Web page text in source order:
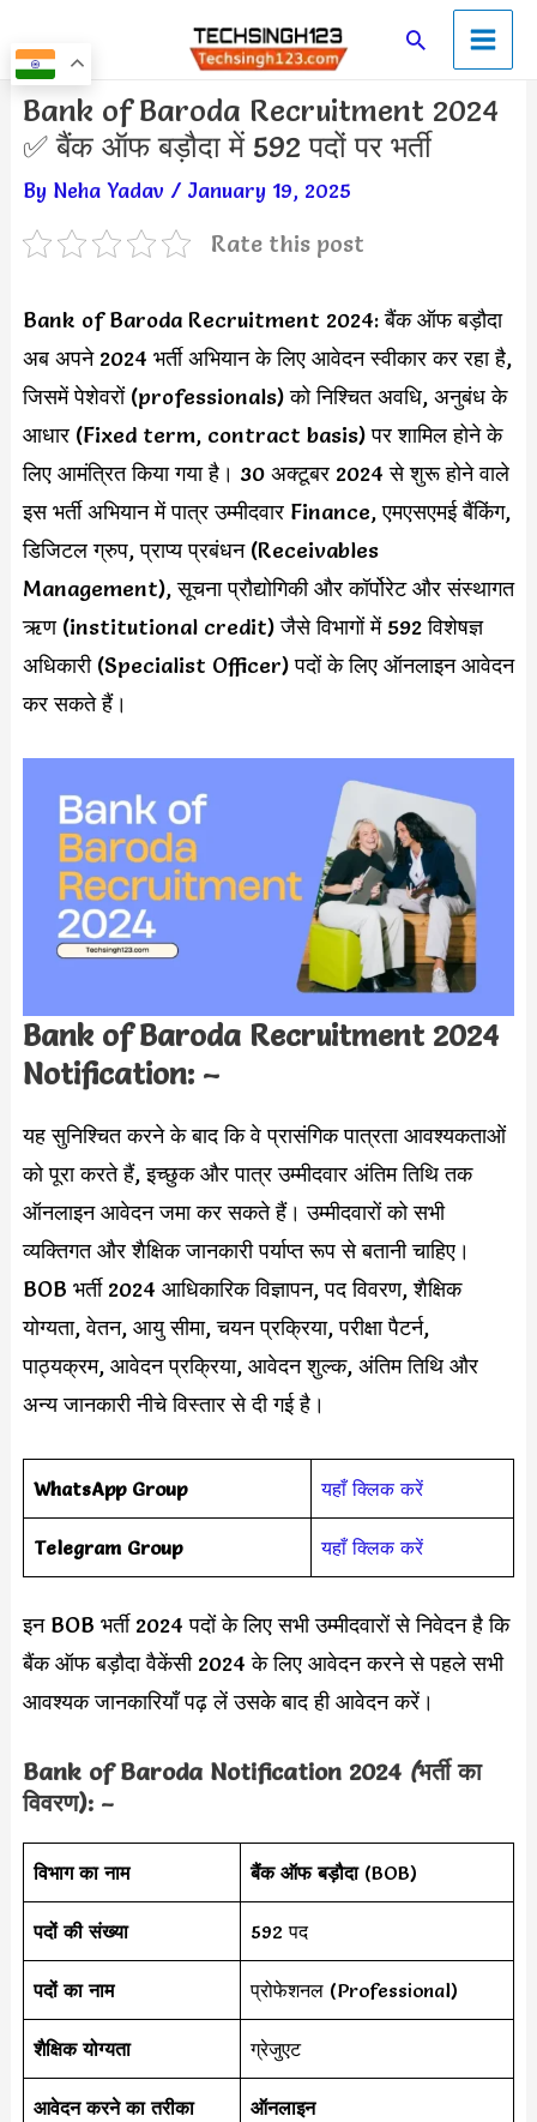
to
content
SearchMain
Menu
Bank of Baroda Recruitment 2024
✅ बैंक ऑफ बड़ौदा में 592 पदों पर भर्ती
By Neha Yadav / January 19, 2025
Rate this post
Bank of Baroda Recruitment 2024: बैंक ऑफ बड़ौदा
अब अपने 2024 भर्ती अभियान के लिए आवेदन स्वीकार कर रहा है,
जिसमें पेशेवरों (professionals) को निश्चित अवधि, अनुबंध के
आधार (Fixed term, contract basis) पर शामिल होने के
लिए आमंत्रित किया गया है। 30 अक्टूबर 2024 से शुरू होने वाले
इस भर्ती अभियान में पात्र उम्मीदवार Finance, एमएसएमई बैंकिंग,
डिजिटल ग्रुप, प्राप्य प्रबंधन (Receivables
Management), सूचना प्रौद्योगिकी और कॉर्पोरेट और संस्थागत
ऋण (institutional credit) जैसे विभागों में 592 विशेषज्ञ
अधिकारी (Specialist Officer) पदों के लिए ऑनलाइन आवेदन
कर सकते हैं।
Bank of Baroda Recruitment 2024
Notification: –
यह सुनिश्चित करने के बाद कि वे प्रासंगिक पात्रता आवश्यकताओं
को पूरा करते हैं, इच्छुक और पात्र उम्मीदवार अंतिम तिथि तक
ऑनलाइन आवेदन जमा कर सकते हैं। उम्मीदवारों को सभी
व्यक्तिगत और शैक्षिक जानकारी पर्याप्त रूप से बतानी चाहिए।
BOB भर्ती 2024 आधिकारिक विज्ञापन, पद विवरण, शैक्षिक
योग्यता, वेतन, आयु सीमा, चयन प्रक्रिया, परीक्षा पैटर्न,
पाठ्यक्रम, आवेदन प्रक्रिया, आवेदन शुल्क, अंतिम तिथि और
अन्य जानकारी नीचे विस्तार से दी गई है।
WhatsApp Group यहाँ क्लिक करें
Telegram Group यहाँ क्लिक करें
इन BOB भर्ती 2024 पदों के लिए सभी उम्मीदवारों से निवेदन है कि
बैंक ऑफ बड़ौदा वैकेंसी 2024 के लिए आवेदन करने से पहले सभी
आवश्यक जानकारियाँ पढ़ लें उसके बाद ही आवेदन करें।
Bank of Baroda Notification 2024 (भर्ती का
विवरण): –
विभाग का नाम बैंक ऑफ बड़ौदा(BOB)
पदों की संख्या 592 पद
पदों का नाम प्रोफेशनल (Professional)
शैक्षिक योग्यता ग्रेजुएट
आवेदन करने का तरीका ऑनलाइन
Post
navigation